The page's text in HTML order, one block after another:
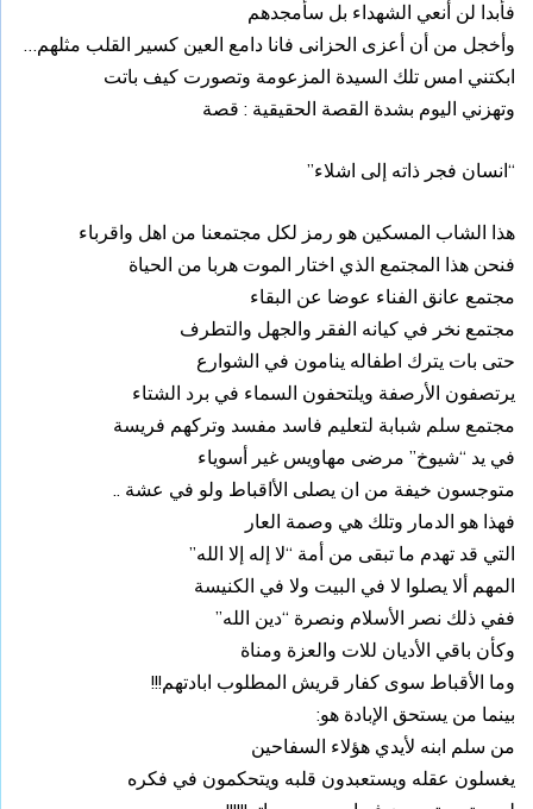
فأبدا لن أنعي الشهداء بل سأمجدهم
وأخجل من أن أعزى الحزانى فانا دامع العين كسير القلب مثلهم…
ابكتني امس تلك السيدة المزعومة وتصورت كيف باتت
وتهزني اليوم بشدة القصة الحقيقية : قصة
“انسان فجر ذاته إلى اشلاء”
هذا الشاب المسكين هو رمز لكل مجتمعنا من اهل واقرباء
فنحن هذا المجتمع الذي اختار الموت هربا من الحياة
مجتمع عانق الفناء عوضا عن البقاء
مجتمع نخر في كيانه الفقر والجهل والتطرف
حتى بات يترك اطفاله ينامون في الشوارع
يرتصفون الأرصفة ويلتحفون السماء في برد الشتاء
مجتمع سلم شبابة لتعليم فاسد مفسد وتركهم فريسة
في يد “شيوخ” مرضى مهاويس غير أسوياء
متوجسون خيفة من ان يصلى الأاقباط ولو في عشة ..
فهذا هو الدمار وتلك هي وصمة العار
التي قد تهدم ما تبقى من أمة “لا إله إلا الله”
المهم ألا يصلوا لا في البيت ولا في الكنيسة
ففي ذلك نصر الأسلام ونصرة “دين الله”
وكأن باقي الأديان للات والعزة ومناة
وما الأقباط سوى كفار قريش المطلوب ابادتهم!!!
بينما من يستحق الإبادة هو:
من سلم ابنه لأيدي هؤلاء السفاحين
يغسلون عقله ويستعبدون قلبه ويتحكمون في فكره